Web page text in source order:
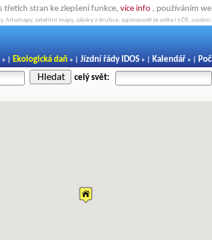
stran ke zlepšení funkce, více info , používáním
satelitní mapy, záběry z družice, zajímavosti ze světa i z ČR,
» | Ekologická daň » | Jízdní řády IDOS » | Kalendář » |
Hledat celý svět: